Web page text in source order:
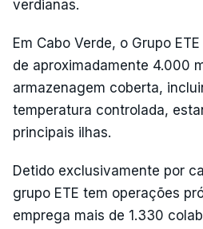
verdianas.
Em Cabo Verde, o Grupo
de aproximadamente 4.000
armazenagem coberta,
temperatura controlada,
principais ilhas.
Detido exclusivamente por
grupo ETE tem operações
emprega mais de 1.330